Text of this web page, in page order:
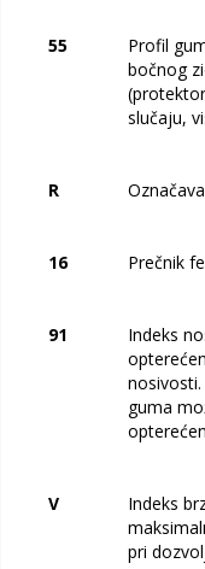
55
Profil
bočnog
slučaju,
R
16 Prečnik
91
Indeks
guma
V
Indeks
pri